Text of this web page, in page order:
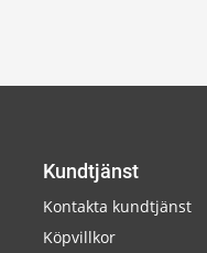
Kundtjänst
Kontakta kundtjänst
Köpvillkor